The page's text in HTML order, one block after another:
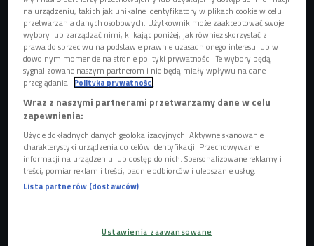
Lee "Scratch" Perry Foto: Michael Bunel/Zuma Press/Forum
na urządzeniu, takich jak unikalne identyfikatory w plikach cookie w celu
przetwarzania danych osobowych. Użytkownik może zaakceptować swoje
wybory lub zarządzać nimi, klikając poniżej, jak również skorzystać z
prawa do sprzeciwu na podstawie prawnie uzasadnionego interesu lub w
dowolnym momencie na stronie polityki prywatności. Te wybory będą
sygnalizowane naszym partnerom i nie będą miały wpływu na dane
przeglądania. Polityka prywatności
Wraz z naszymi partnerami przetwarzamy dane w celu
zapewnienia:
Użycie dokładnych danych geolokalizacyjnych. Aktywne skanowanie
charakterystyki urządzenia do celów identyfikacji. Przechowywanie
informacji na urządzeniu lub dostęp do nich. Spersonalizowane reklamy i
treści, pomiar reklam i treści, badnie odbiorców i ulepszanie usług.
Lista partnerów (dostawców)
Ustawienia zaawansowane